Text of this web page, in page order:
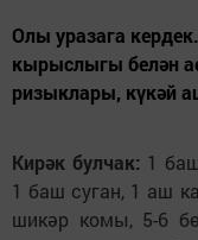
Олы уразага
кырыслыгы белән
ризыклары, күкәй
Кирәк булчак: 1
1 баш суган, 1 аш
шикәр комы, 5-6